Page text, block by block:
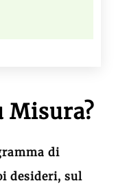
Misura?
di
desideri, sul